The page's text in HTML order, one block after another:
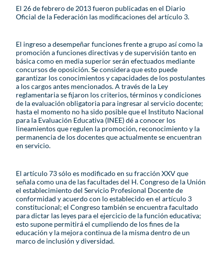
El 26 de febrero de 2013 fueron publicadas en el Diario
Oficial de la Federación las modificaciones del artículo 3.
El ingreso a desempeñar funciones frente a grupo así como la
promoción a funciones directivas y de supervisión tanto en
básica como en media superior serán efectuados mediante
concursos de oposición. Se considera que esto puede
garantizar los conocimientos y capacidades de los postulantes
a los cargos antes mencionados. A través de la Ley
reglamentaria se fijaron los criterios, términos y condiciones
de la evaluación obligatoria para ingresar al servicio docente;
hasta el momento no ha sido posible que el Instituto Nacional
para la Evaluación Educativa (INEE) dé a conocer los
lineamientos que regulen la promoción, reconocimiento y la
permanencia de los docentes que actualmente se encuentran
en servicio.
El artículo 73 sólo es modificado en su fracción XXV que
señala como una de las facultades del H. Congreso de la Unión
el establecimiento del Servicio Profesional Docente de
conformidad y acuerdo con lo establecido en el artículo 3
constitucional; el Congreso también se encuentra facultado
para dictar las leyes para el ejercicio de la función educativa;
esto supone permitirá el cumpliendo de los fines de la
educación y la mejora continua de la misma dentro de un
marco de inclusión y diversidad.